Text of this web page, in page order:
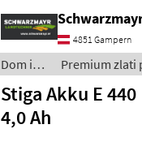
predalom za akumulator - z
dolžino rezila 50 cm - z
dolžino r
4851 Gampern
Dom in
vrt /
Stiga
Premium zlati
Stiga Akku E 440
4,0 Ah